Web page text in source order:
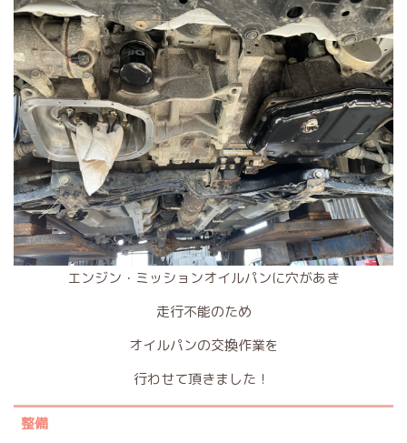
エンジン・ミッションオイルパンに穴があき
走行不能のため
オイルパンの交換作業を
行わせて頂きました！
整備